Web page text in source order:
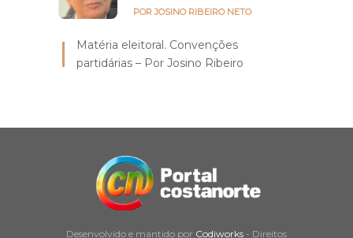
POR JOSINO RIBEIRO NETO
Matéria eleitoral. Convenções
partidárias – Por Josino Ribeiro
Desenvolvido e mantido por Codiworks - Direitos